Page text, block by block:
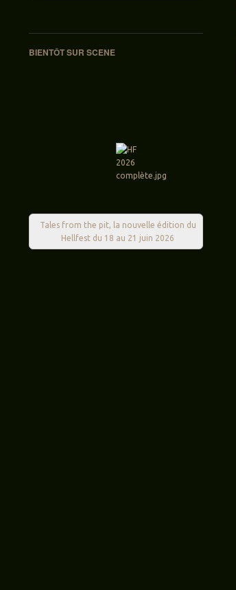
BIENTÔT SUR SCENE
Tales from the pit, la nouvelle édition du
Hellfest du 18 au 21 juin 2026